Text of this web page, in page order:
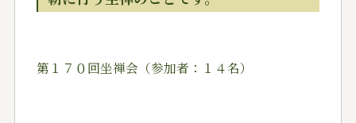
第１７０回坐禅会（参加者：１４名）